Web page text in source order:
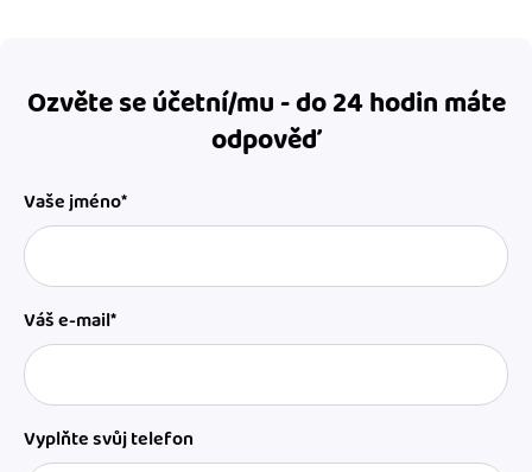
Ozvěte se účetní/mu - do 24 hodin máte
odpověď
Vaše jméno*
Váš e-mail*
Vyplňte svůj telefon